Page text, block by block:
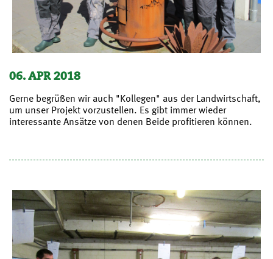
06. APR 2018
Gerne begrüßen wir auch "Kollegen" aus der Landwirtschaft,
um unser Projekt vorzustellen. Es gibt immer wieder
interessante Ansätze von denen Beide profitieren können.